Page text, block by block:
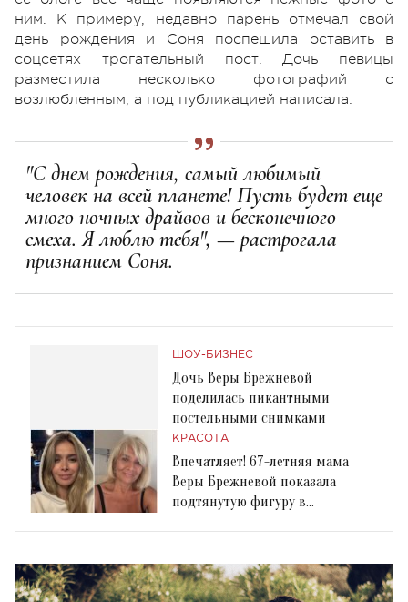
ним. К примеру, недавно парень отмечал свой
день рождения и Соня поспешила оставить в
соцсетях трогательный пост. Дочь певицы
разместила несколько фотографий с
возлюбленным, а под публикацией написала:
"С днем рождения, самый любимый
человек на всей планете! Пусть будет еще
много ночных драйвов и бесконечного
смеха. Я люблю тебя", — растрогала
признанием Соня.
ШОУ-БИЗНЕС
Дочь Веры Брежневой
поделилась пикантными
постельными снимками
КРАСОТА
Впечатляет! 67-летняя мама
Веры Брежневой показала
подтянутую фигуру в